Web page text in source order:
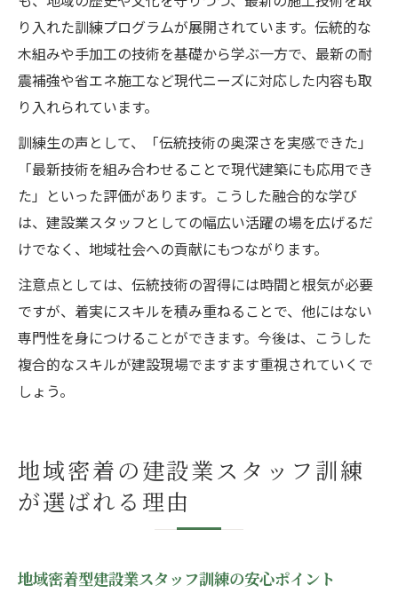
り入れた訓練プログラムが展開されています。伝統的な
木組みや手加工の技術を基礎から学ぶ一方で、最新の耐
震補強や省エネ施工など現代ニーズに対応した内容も取
り入れられています。
訓練生の声として、「伝統技術の奥深さを実感できた」
「最新技術を組み合わせることで現代建築にも応用でき
た」といった評価があります。こうした融合的な学び
は、建設業スタッフとしての幅広い活躍の場を広げるだ
けでなく、地域社会への貢献にもつながります。
注意点としては、伝統技術の習得には時間と根気が必要
ですが、着実にスキルを積み重ねることで、他にはない
専門性を身につけることができます。今後は、こうした
複合的なスキルが建設現場でますます重視されていくで
しょう。
地域密着の建設業スタッフ訓練
が選ばれる理由
地域密着型建設業スタッフ訓練の安心ポイント